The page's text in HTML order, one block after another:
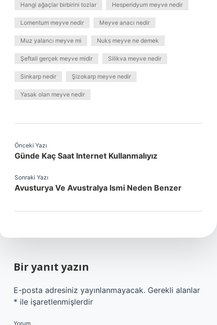
Hangi ağaçlar birbirini tozlar Hesperidyum meyve nedir
Lomentum meyve nedir Meyve anacı nedir
Muz yalancı meyve mi Nuks meyve ne demek
Şeftali gerçek meyve midir Silikva meyve nedir
Sinkarp nedir Şizokarp meyve nedir
Yasak olan meyve nedir
Önceki Yazı
Günde Kaç Saat Internet Kullanmalıyız
Sonraki Yazı
Avusturya Ve Avustralya Ismi Neden Benzer
Bir yanıt yazın
E-posta adresiniz yayınlanmayacak. Gerekli alanlar
* ile işaretlenmişlerdir
Yorum